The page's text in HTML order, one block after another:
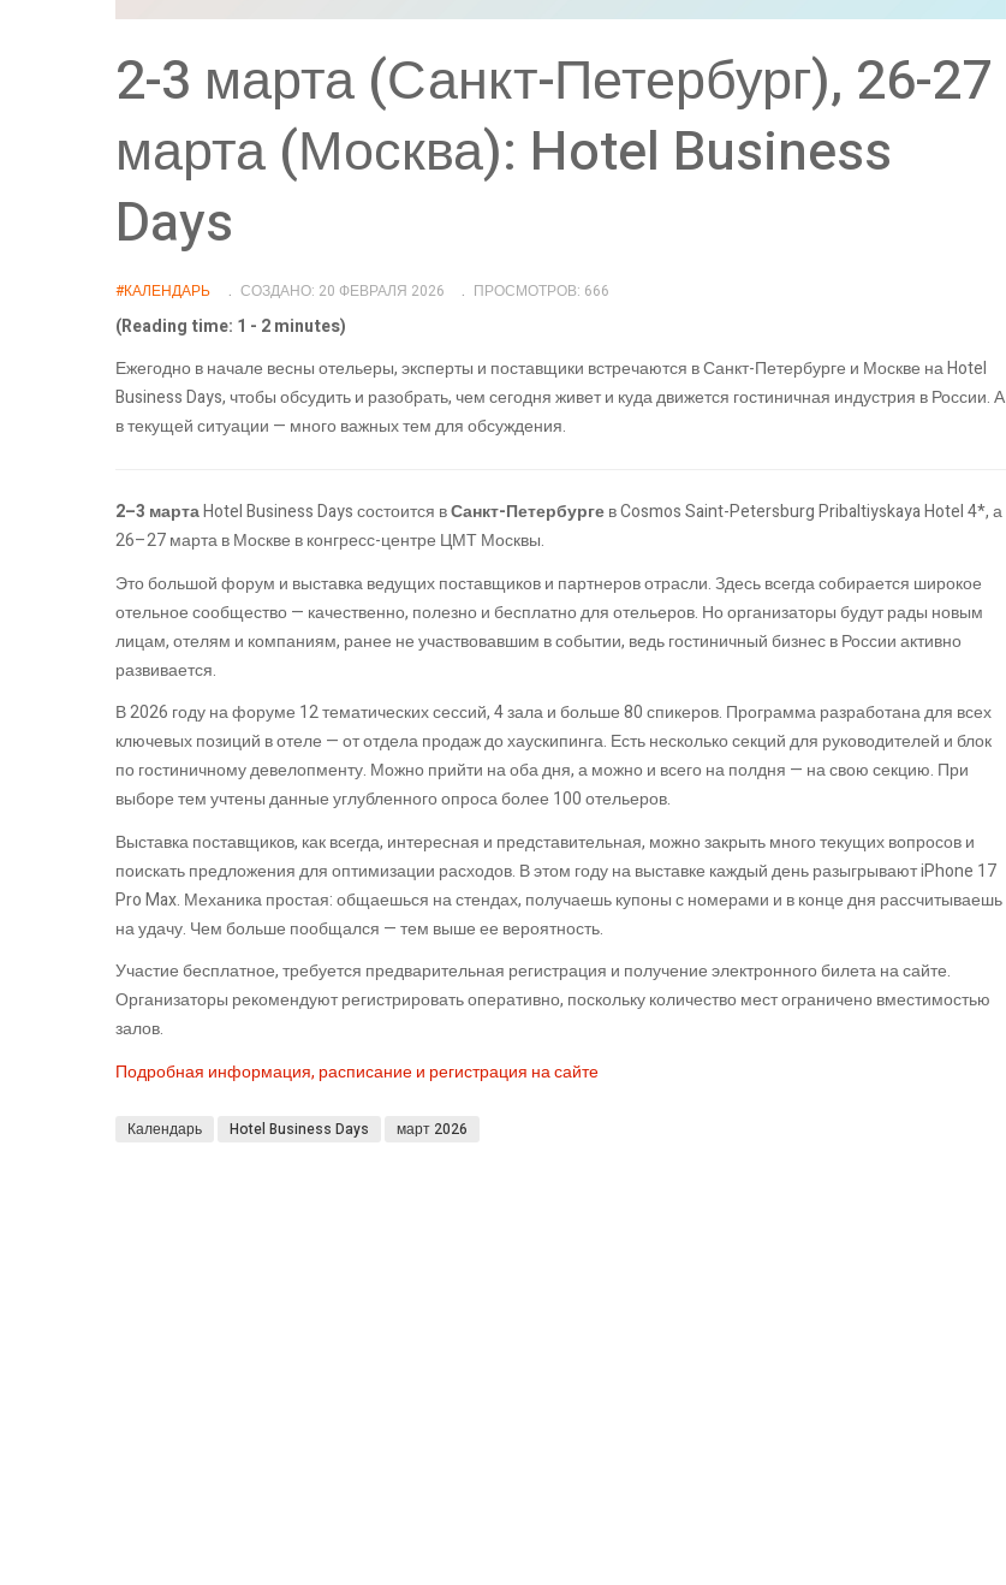
2-3 марта (Санкт-Петербург), 26-27
марта (Москва): Hotel Business
Days
#КАЛЕНДАРЬ СОЗДАНО: 20 ФЕВРАЛЯ 2026 ПРОСМОТРОВ: 666
(Reading time: 1 - 2 minutes)
Ежегодно в начале весны отельеры, эксперты и поставщики встречаются в Санкт-Петербурге и Москве на Hotel
Business Days, чтобы обсудить и разобрать, чем сегодня живет и куда движется гостиничная индустрия в России. А
в текущей ситуации — много важных тем для обсуждения.
2–3 мартаHotel Business Days состоится вСанкт-Петербургев Cosmos Saint-Petersburg Pribaltiyskaya Hotel 4*, а
26–27 марта в Москве в конгресс-центре ЦМТ Москвы.
Это большой форум и выставка ведущих поставщиков и партнеров отрасли. Здесь всегда собирается широкое
отельное сообщество — качественно, полезно и бесплатно для отельеров. Но организаторы будут рады новым
лицам, отелям и компаниям, ранее не участвовавшим в событии, ведь гостиничный бизнес в России активно
развивается.
В 2026 году на форуме 12 тематических сессий, 4 зала и больше 80 спикеров. Программа разработана для всех
ключевых позиций в отеле — от отдела продаж до хаускипинга. Есть несколько секций для руководителей и блок
по гостиничному девелопменту. Можно прийти на оба дня, а можно и всего на полдня — на свою секцию. При
выборе тем учтены данные углубленного опроса более 100 отельеров.
Выставка поставщиков, как всегда, интересная и представительная, можно закрыть много текущих вопросов и
поискать предложения для оптимизации расходов. В этом году на выставке каждый день разыгрывают iPhone 17
Pro Max. Механика простая: общаешься на стендах, получаешь купоны с номерами и в конце дня рассчитываешь
на удачу. Чем больше пообщался — тем выше ее вероятность.
Участие бесплатное, требуется предварительная регистрация и получение электронного билета на сайте.
Организаторы рекомендуют регистрировать оперативно, поскольку количество мест ограничено вместимостью
залов.
Подробная информация, расписание и регистрация на сайте
Календарь Hotel Business Days март 2026